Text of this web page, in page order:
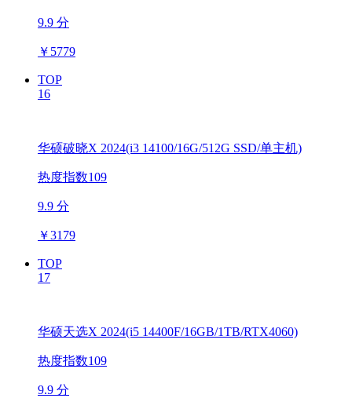
9.9 分
￥ 5779
TOP
16
华硕破晓X 2024(i3 14100/16G/512G SSD/单主机)
热度指数109
9.9 分
￥3179
TOP
17
华硕天选X 2024(i5 14400F/16GB/1TB/RTX4060)
热度指数109
9.9 分